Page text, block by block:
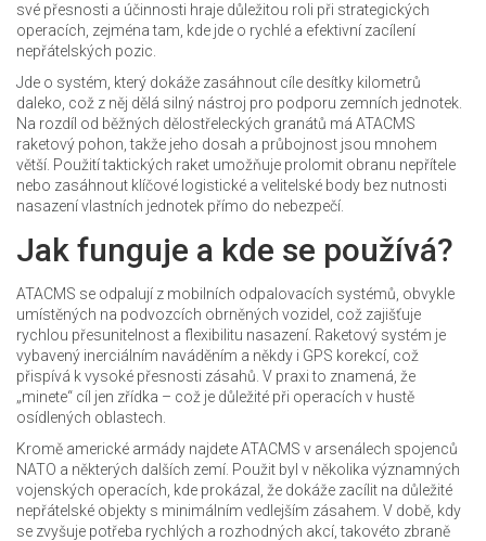
své přesnosti a účinnosti hraje důležitou roli při strategických
operacích, zejména tam, kde jde o rychlé a efektivní zacílení
nepřátelských pozic.
Jde o systém, který dokáže zasáhnout cíle desítky kilometrů
daleko, což z něj dělá silný nástroj pro podporu zemních jednotek.
Na rozdíl od běžných dělostřeleckých granátů má ATACMS
raketový pohon, takže jeho dosah a průbojnost jsou mnohem
větší. Použití taktických raket umožňuje prolomit obranu nepřítele
nebo zasáhnout klíčové logistické a velitelské body bez nutnosti
nasazení vlastních jednotek přímo do nebezpečí.
Jak funguje a kde se používá?
ATACMS se odpalují z mobilních odpalovacích systémů, obvykle
umístěných na podvozcích obrněných vozidel, což zajišťuje
rychlou přesunitelnost a flexibilitu nasazení. Raketový systém je
vybavený inerciálním naváděním a někdy i GPS korekcí, což
přispívá k vysoké přesnosti zásahů. V praxi to znamená, že
„minete“ cíl jen zřídka – což je důležité při operacích v hustě
osídlených oblastech.
Kromě americké armády najdete ATACMS v arsenálech spojenců
NATO a některých dalších zemí. Použit byl v několika významných
vojenských operacích, kde prokázal, že dokáže zacílit na důležité
nepřátelské objekty s minimálním vedlejším zásahem. V době, kdy
se zvyšuje potřeba rychlých a rozhodných akcí, takovéto zbraně